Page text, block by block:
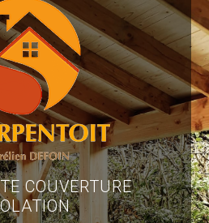
COUVERTURE